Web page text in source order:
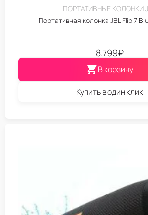
ПОРТАТИВНЫЕ КОЛОНКИ
Портативная колонка JBL Flip 7
8.799₽
В корзину
Купить в один клик